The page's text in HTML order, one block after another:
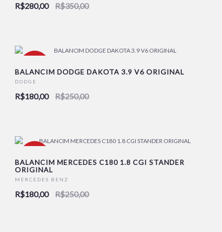
R$280,00 R$350,00
BALANCIM DODGE DAKOTA 3.9 V6 ORIGINAL
DODGE
R$180,00 R$250,00
BALANCIM MERCEDES C180 1.8 CGI STANDER
ORIGINAL
MERCEDES BENZ
R$180,00 R$250,00